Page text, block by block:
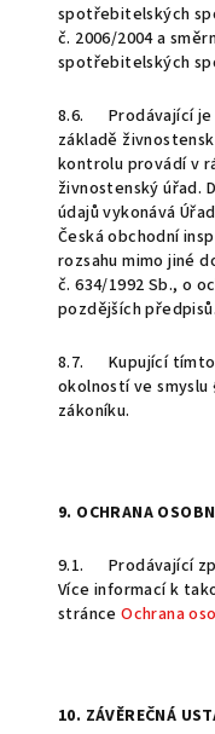
spotřebitelských
č. 2006/2004 a
spotřebitelských
8.6. Prodávající je
základě
kontrolu provádí v
živnostenský úřad.
údajů vykonává
Česká obchodní
rozsahu mimo jiné
č. 634/1992 Sb., o
pozdějších předpisů.
8.7. Kupující tímto
okolností ve smyslu
zákoníku.
9. OCHRANA
9.1. Prodávající
Více informací k
stránceOchrana
10. ZÁVĚREČNÁ